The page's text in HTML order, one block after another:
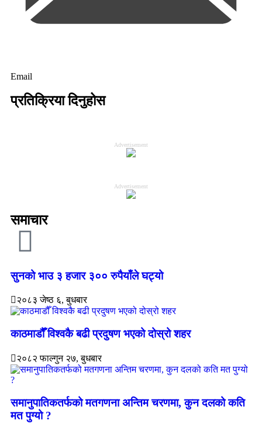
Email
प्रतिक्रिया दिनुहोस
Advertisement
Advertisement
समाचार
सुनको भाउ ३ हजार ३०० रुपैयाँले घट्यो
२०८३ जेष्ठ ६, बुधबार
काठमाडौँ विश्वकै बढी प्रदुषण भएको दोस्रो शहर
२०८२ फाल्गुन २७, बुधबार
समानुपातिकतर्फको मतगणना अन्तिम चरणमा, कुन दलको कति
मत पुग्यो ?